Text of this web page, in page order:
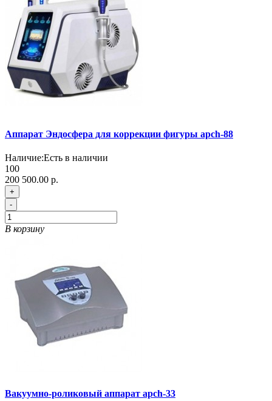
Аппарат Эндосфера для коррекции фигуры apch-88
Наличие:Есть в наличии
100
200 500.00 р.
+
-
В корзину
Вакуумно-роликовый аппарат apch-33